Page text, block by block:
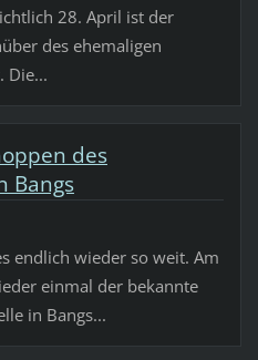
28. April ist der
des ehemaligen
Die...
des
Bangs
endlich wieder so weit. Am
einmal der bekannte
in Bangs...